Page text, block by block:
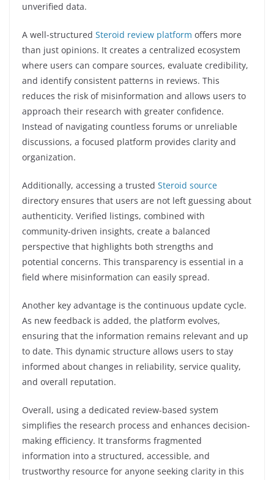
unverified data.
A well-structured Steroid review platform offers more
than just opinions. It creates a centralized ecosystem
where users can compare sources, evaluate credibility,
and identify consistent patterns in reviews. This
reduces the risk of misinformation and allows users to
approach their research with greater confidence.
Instead of navigating countless forums or unreliable
discussions, a focused platform provides clarity and
organization.
Additionally, accessing a trusted Steroid source
directory ensures that users are not left guessing about
authenticity. Verified listings, combined with
community-driven insights, create a balanced
perspective that highlights both strengths and
potential concerns. This transparency is essential in a
field where misinformation can easily spread.
Another key advantage is the continuous update cycle.
As new feedback is added, the platform evolves,
ensuring that the information remains relevant and up
to date. This dynamic structure allows users to stay
informed about changes in reliability, service quality,
and overall reputation.
Overall, using a dedicated review-based system
simplifies the research process and enhances decision-
making efficiency. It transforms fragmented
information into a structured, accessible, and
trustworthy resource for anyone seeking clarity in this